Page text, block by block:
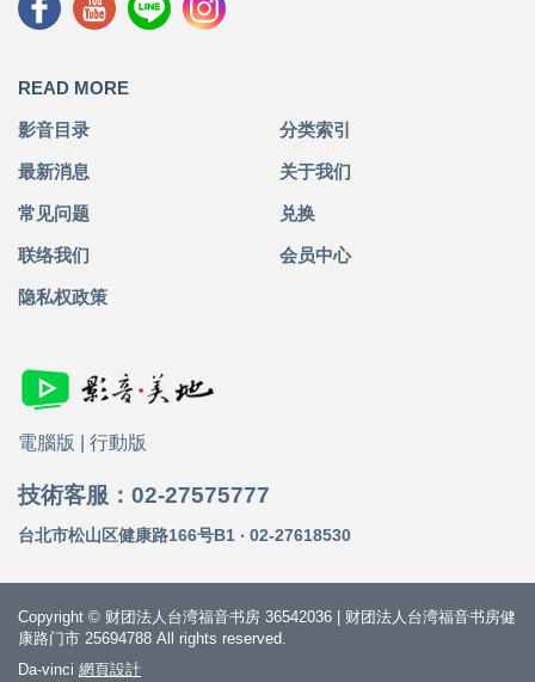
READ MORE
影音目录 分类索引
最新消息 关于我们
常见问题 兑换
联络我们 会员中心
隐私权政策
電腦版 行動版
技術客服：02-27575777
台北市松山区健康路166号B1 ‧ 02-27618530
Copyright © 财团法人台湾福音书房 36542036 | 财团法人台湾福音书房健
康路门市 25694788 All rights reserved.
Da-vinci 網頁設計